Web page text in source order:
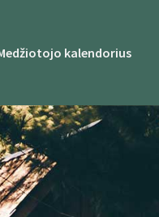
kalendorius